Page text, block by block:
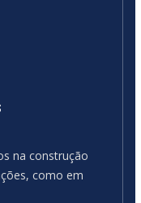
na construção
como em